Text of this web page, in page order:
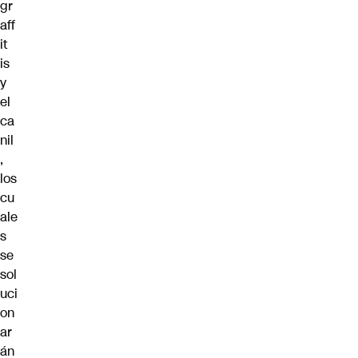
gr
aff
it
is
y
el
ca
nil
,
los
cu
ale
s
se
sol
uci
on
ar
án